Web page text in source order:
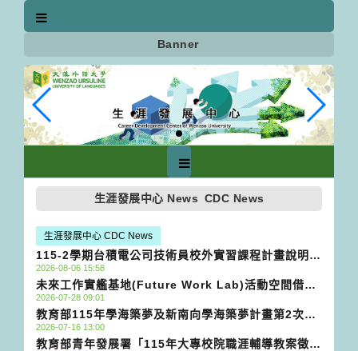
Banner
生涯發展中心 News CDC News
生涯發展中心 CDC News
115-2學期台積電公司技術員校外實習課程計畫說明會
(116年2月至6月)
2026-08-06 15:58
未來工作實艦基地(Future Work Lab)活動空間借用
申請資訊
2026-07-28 09:01
教育部115年學海築夢及新南向學海築夢計畫第2次甄
選作業時程公告
2026-07-16 13:00
教育部青年發展署「115年大專校院職涯輔導教案徵選